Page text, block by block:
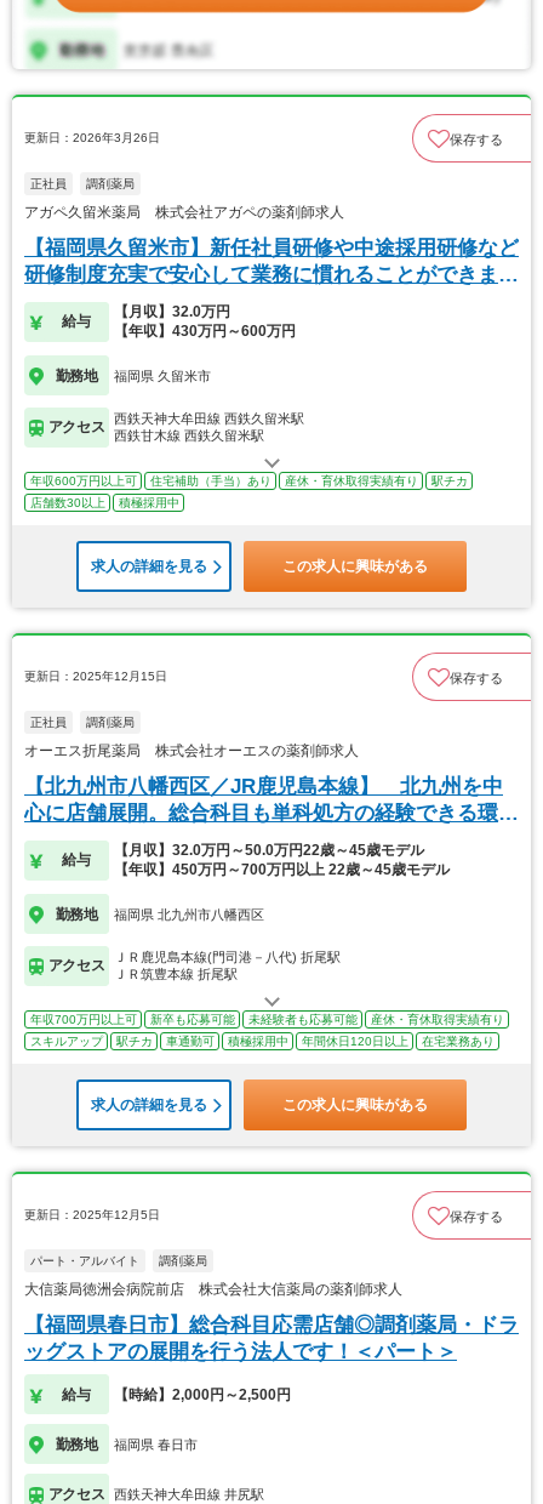
更新日：2026年3月26日 保存する
正社員 調剤薬局
アガペ久留米薬局 株式会社アガペの薬剤師求人
【福岡県久留米市】新任社員研修や中途採用研修など
研修制度充実で安心して業務に慣れることができます
◎
給与
【月収】32.0万円
【年収】430万円～600万円
勤務地 福岡県 久留米市
アクセス
西鉄天神大牟田線 西鉄久留米駅
西鉄甘木線 西鉄久留米駅
年収600万円以上可 住宅補助（手当）あり 産休・育休取得実績有り
駅チカ
店舗数30以上
積極採用中
求人の詳細を見る この求人に興味がある
更新日：2025年12月15日 保存する
正社員 調剤薬局
オーエス折尾薬局 株式会社オーエスの薬剤師求人
【北九州市八幡西区／JR鹿児島本線】 北九州を中
心に店舗展開。総合科目も単科処方の経験できる環境
です
給与
【月収】32.0万円～50.0万円22歳～45歳モデル
【年収】450万円～700万円以上 22歳～45歳モデル
勤務地 福岡県 北九州市八幡西区
アクセス
ＪＲ鹿児島本線(門司港－八代) 折尾駅
ＪＲ筑豊本線 折尾駅
年収700万円以上可 新卒も応募可能 未経験者も応募可能
産休・育休取得実績有り
スキルアップ
駅チカ 車通勤可 積極採用中 年間休日120日以上 在宅業務あり
求人の詳細を見る この求人に興味がある
更新日：2025年12月5日 保存する
パート・アルバイト 調剤薬局
大信薬局徳洲会病院前店 株式会社大信薬局の薬剤師求人
【福岡県春日市】総合科目応需店舗◎調剤薬局・ドラ
ッグストアの展開を行う法人です！＜パート＞
給与 【時給】2,000円～2,500円
勤務地 福岡県 春日市
アクセス 西鉄天神大牟田線 井尻駅